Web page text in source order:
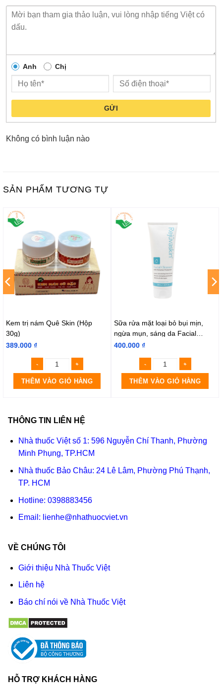
Anh Chị
GỬI
Không có bình luận nào
SẢN PHẨM TƯƠNG TỰ
Kem trị nám Quê Skin (Hộp
30g)
389.000 ₫
THÊM VÀO GIỎ HÀNG
Sữa rửa mặt loại bỏ bụi mịn,
ngừa mụn, sáng da Facial
Cleanser (Tuýp 100ml)
400.000 ₫
THÊM VÀO GIỎ HÀNG
THÔNG TIN LIÊN HỆ
Nhà thuốc Việt số 1: 596 Nguyễn Chí Thanh, Phường
Minh Phụng, TP.HCM
Nhà thuốc Bảo Châu: 24 Lê Lâm, Phường Phú Thạnh,
TP. HCM
Hotline: 0398883456
Email: lienhe@nhathuocviet.vn
VỀ CHÚNG TÔI
Giới thiệu Nhà Thuốc Việt
Liên hệ
Báo chí nói về Nhà Thuốc Việt
HỖ TRỢ KHÁCH HÀNG